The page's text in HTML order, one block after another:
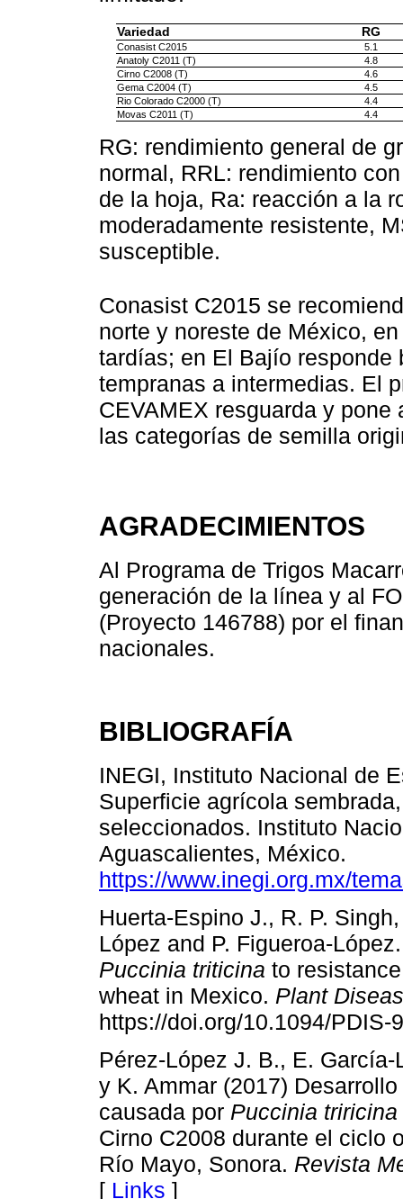
Variedad RG
Conasist C2015
5.1
Anatoly C2011 (T)
4.8
Cirno C2008 (T)
4.6
Gema C2004 (T)
4.5
Rio Colorado C2000 (T)
4.4
Movas C2011 (T)
4.4
RG: rendimiento general de
normal, RRL: rendimiento
de la hoja, Ra: reacción a la
moderadamente resistente,
susceptible.
Conasist C2015 se
norte y noreste de México,
tardías; en El Bajío responde
tempranas a intermedias. El
CEVAMEX resguarda y
las categorías de semilla
AGRADECIMIENTOS
Al Programa de Trigos
generación de la línea y al
(Proyecto 146788) por el
nacionales.
BIBLIOGRAFÍA
INEGI, Instituto Nacional de
Superficie agrícola
seleccionados. Instituto
Aguascalientes, México.
https://www.inegi.org.mx/
Huerta-Espino J., R. P.
López and P. Figueroa-
Puccinia triticina to
wheat in Mexico. Plant
https://doi.org/10.1094/PDIS-
Pérez-López J. B., E.
y K. Ammar (2017)
causada por Puccinia triricina
Cirno C2008 durante el ciclo
Río Mayo, Sonora. Revista
[ Links ]